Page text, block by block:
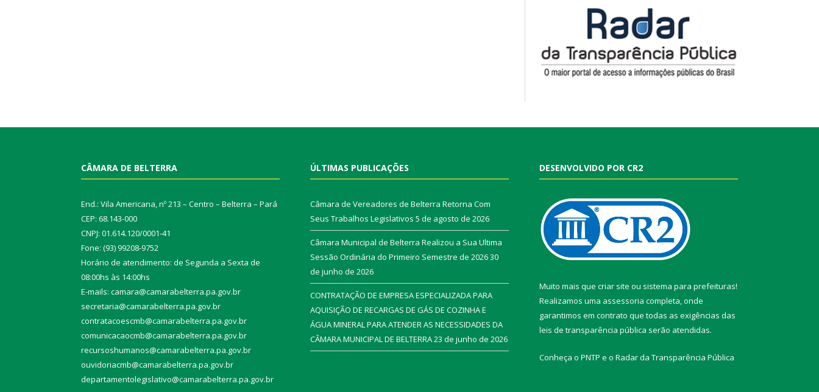
CÂMARA DE BELTERRA
End.: Vila Americana, nº 213 – Centro – Belterra – Pará
CEP: 68.143-000
CNPJ: 01.614.120/0001-41
Fone: (93) 99208-9752
Horário de atendimento: de Segunda a Sexta de
08:00hs às 14:00hs
E-mails: camara@camarabelterra.pa.gov.br
secretaria@camarabelterra.pa.gov.br
contratacoescmb@camarabelterra.pa.gov.br
comunicacaocmb@camarabelterra.pa.gov.br
recursoshumanos@camarabelterra.pa.gov.br
ouvidoriacmb@camarabelterra.pa.gov.br
departamentolegislativo@camarabelterra.pa.gov.br
ÚLTIMAS PUBLICAÇÕES
Câmara de Vereadores de Belterra Retorna Com
Seus Trabalhos Legislativos 5 de agosto de 2026
Câmara Municipal de Belterra Realizou a Sua Ultima
Sessão Ordinária do Primeiro Semestre de 202630
de junho de 2026
CONTRATAÇÃO DE EMPRESA ESPECIALIZADA PARA
AQUISIÇÃO DE RECARGAS DE GÁS DE COZINHA E
ÁGUA MINERAL PARA ATENDER AS NECESSIDADES DA
CÂMARA MUNICIPAL DE BELTERRA23 de junho de 2026
DESENVOLVIDO POR CR2
Muito mais que criar site ou sistema para prefeituras!
Realizamos uma assessoria completa, onde
garantimos em contrato que todas as exigências das
leis de transparência pública serão atendidas.
Conheça o PNTP e o Radar da Transparência Pública